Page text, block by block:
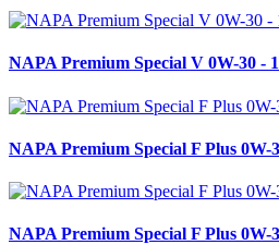
NAPA Premium Special V 0W-30 -
NAPA Premium Special F Plus 0W-
NAPA Premium Special F Plus 0W-